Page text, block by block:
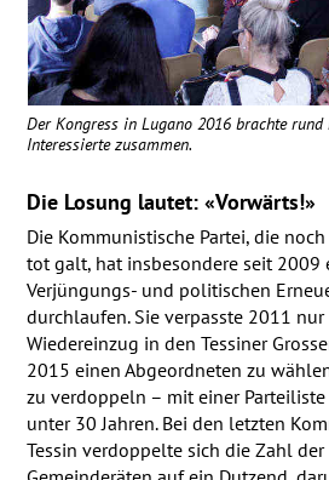
Der Kongress in Lugano 2016 brachte
Interessierte zusammen.
Die Losung lautet: «Vorwärts!»
Die Kommunistische Partei, die
tot galt, hat insbesondere seit 2009
Verjüngungs- und politischen
durchlaufen. Sie verpasste 2011
Wiedereinzug in den Tessiner
2015 einen Abgeordneten zu
zu verdoppeln – mit einer
unter 30 Jahren. Bei den letzten
Tessin verdoppelte sich die Zahl